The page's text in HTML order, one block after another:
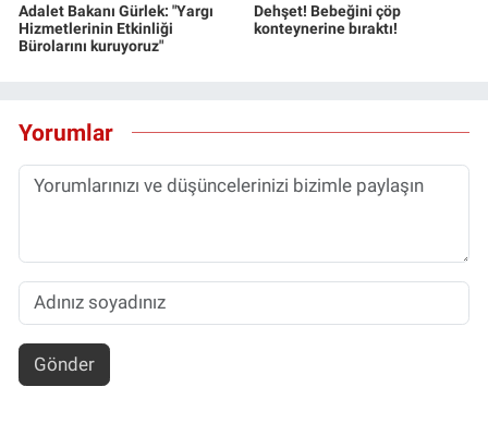
Adalet Bakanı Gürlek: "Yargı
Hizmetlerinin Etkinliği
Bürolarını kuruyoruz"
Dehşet! Bebeğini çöp
konteynerine bıraktı!
Yorumlar
Gönder